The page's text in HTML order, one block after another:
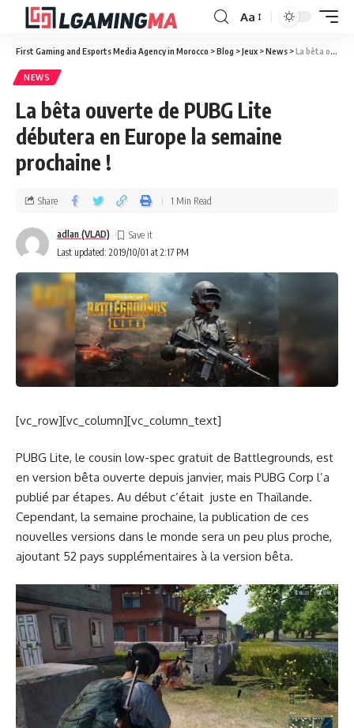
Aa
First Gaming and Esports Media Agency in Morocco >Blog >Jeux >News >La bêta ouverte de PUBG Lite débutera en Europe la semaine prochaine !
NEWS
La bêta ouverte de PUBG Lite
débutera en Europe la semaine
prochaine !
Last updated: 2019/10/01 at 2:17 PM
adlan (VLAD)
Share 1 Min Read
[vc_row][vc_column][vc_column_text]
PUBG Lite, le cousin low-spec gratuit de Battlegrounds, est
en version bêta ouverte depuis janvier, mais PUBG Corp l’a
publié par étapes. Au début c’était juste en Thaïlande.
Cependant, la semaine prochaine, la publication de ces
nouvelles versions dans le monde sera un peu plus proche,
ajoutant 52 pays supplémentaires à la version bêta.